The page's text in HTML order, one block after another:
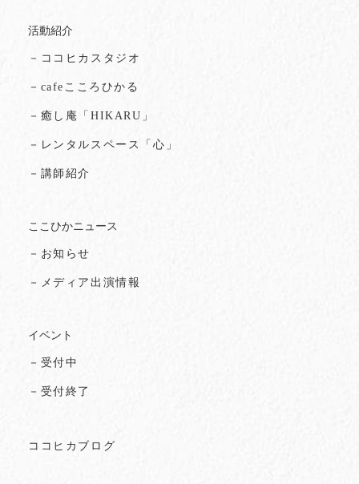
活動紹介
－ココヒカスタジオ
－cafeこころひかる
－癒し庵「HIKARU」
－レンタルスペース「心」
－講師紹介
ここひかニュース
－お知らせ
－メディア出演情報
イベント
－受付中
－受付終了
ココヒカブログ